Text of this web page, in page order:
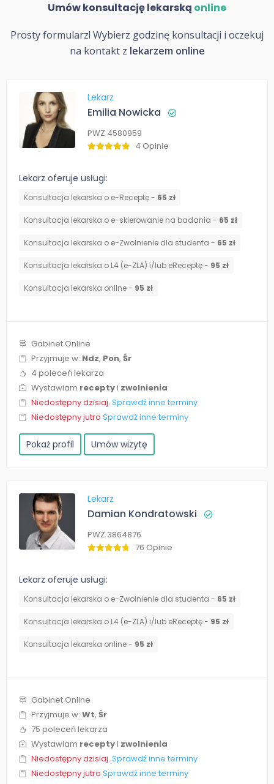
Umów konsultację lekarską online
Prosty formularz! Wybierz godzinę konsultacji i oczekuj
na kontakt z lekarzem online
Lekarz
Emilia Nowicka
PWZ 4580959
4 Opinie
Lekarz oferuje usługi:
Konsultacja lekarska o e-Receptę - 65 zł
Konsultacja lekarska o e-skierowanie na badania - 65 zł
Konsultacja lekarska o e-Zwolnienie dla studenta - 65 zł
Konsultacja lekarska o L4 (e-ZLA) i/lub eReceptę - 95 zł
Konsultacja lekarska online - 95 zł
Gabinet Online
Przyjmuje w: Ndz, Pon, Śr
4 poleceń lekarza
Wystawiam receptyi zwolnienia
Niedostępny dzisiaj. Sprawdź inne terminy
Niedostępny jutro Sprawdź inne terminy
Pokaż profil Umów wizytę
Lekarz
Damian Kondratowski
PWZ 3864876
76 Opinie
Lekarz oferuje usługi:
Konsultacja lekarska o e-Zwolnienie dla studenta - 65 zł
Konsultacja lekarska o L4 (e-ZLA) i/lub eReceptę - 95 zł
Konsultacja lekarska online - 95 zł
Gabinet Online
Przyjmuje w: Wt, Śr
75 poleceń lekarza
Wystawiam receptyi zwolnienia
Niedostępny dzisiaj. Sprawdź inne terminy
Niedostępny jutro Sprawdź inne terminy